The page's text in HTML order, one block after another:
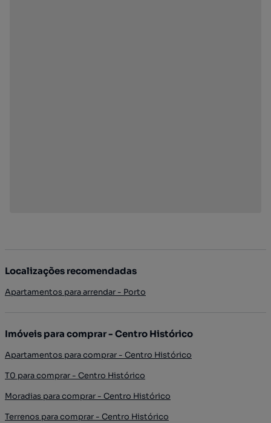
Localizações recomendadas
Apartamentos para arrendar - Porto
Imóveis para comprar - Centro Histórico
Apartamentos para comprar - Centro Histórico
T0 para comprar - Centro Histórico
Moradias para comprar - Centro Histórico
Terrenos para comprar - Centro Histórico